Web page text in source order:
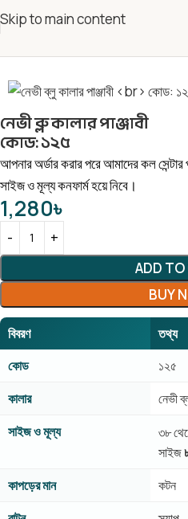
Skip to main content
নেভী ব্লু কালার পাঞ্জাবী
কোড: ১২৫
আপনার অর্ডার করার পরে আমাদের কল সেন্টার
সাইজ ও মূল্য কনফার্ম হয়ে নিবে।
1,280৳
ADD
BUY
বিবরণ
তথ্য
কোড
১২৫
কালার
নেভী
সাইজ ও মূল্য
৩৮
সাইজ
কাপড়ের মান
কটন